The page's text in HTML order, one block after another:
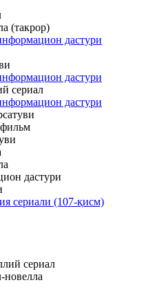
(такрор)
дастури
дастури
сериал
дастури
дастури
сериали (107-қисм)
сериал
новелла